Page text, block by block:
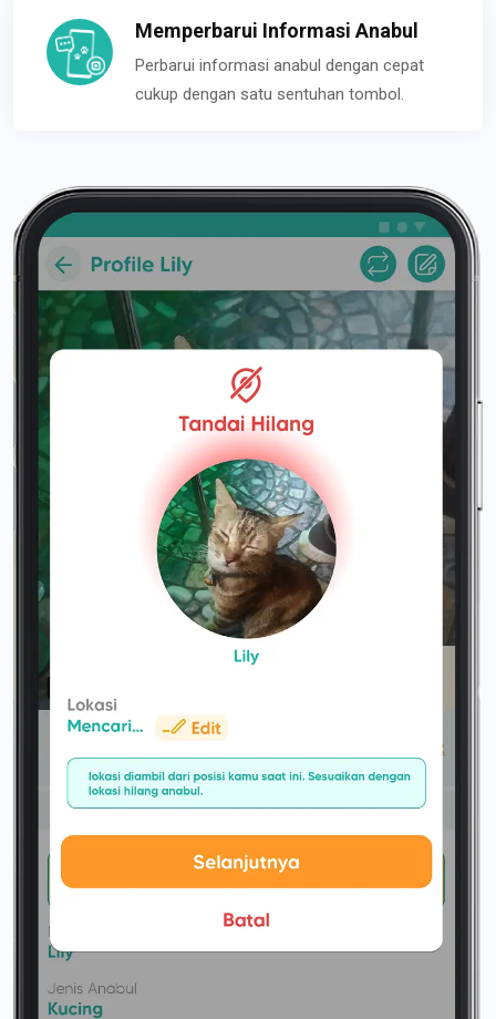
Memperbarui Informasi Anabul
Perbarui informasi anabul dengan cepat
cukup dengan satu sentuhan tombol.